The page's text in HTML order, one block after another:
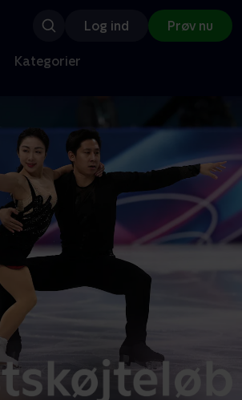
Log ind Prøv nu
Kategorier